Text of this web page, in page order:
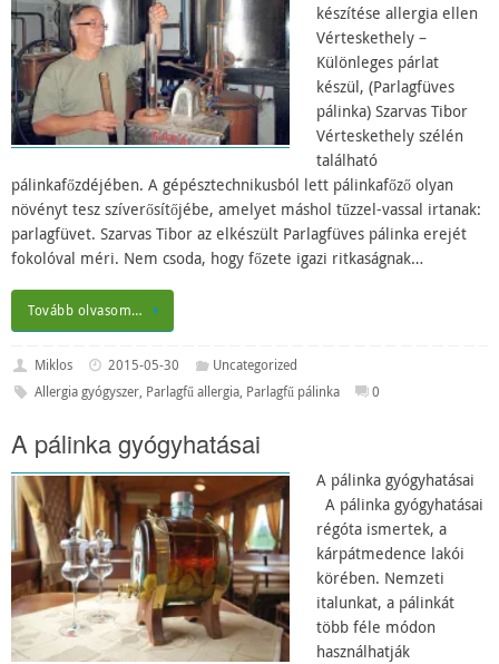
készítése allergia ellen
Vérteskethely –
Különleges párlat
készül, (Parlagfüves
pálinka) Szarvas Tibor
Vérteskethely szélén
található
pálinkafőzdéjében. A gépésztechnikusból lett pálinkafőző olyan
növényt tesz szíverősítőjébe, amelyet máshol tűzzel-vassal irtanak:
parlagfüvet. Szarvas Tibor az elkészült Parlagfüves pálinka erejét
fokolóval méri. Nem csoda, hogy főzete igazi ritkaságnak…
Tovább olvasom…
Miklos 2015-05-30
Uncategorized
Allergia gyógyszer, Parlagfű allergia, Parlagfű pálinka 0
A pálinka gyógyhatásai
A pálinka gyógyhatásai
A pálinka gyógyhatásai
régóta ismertek, a
kárpátmedence lakói
körében. Nemzeti
italunkat, a pálinkát
több féle módon
használhatják